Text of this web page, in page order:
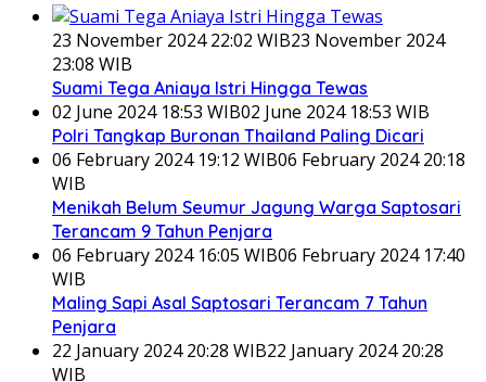
23 November 2024 22:02 WIB23 November 2024
23:08 WIB
Suami Tega Aniaya Istri Hingga Tewas
02 June 2024 18:53 WIB02 June 2024 18:53 WIB
Polri Tangkap Buronan Thailand Paling Dicari
06 February 2024 19:12 WIB06 February 2024 20:18
WIB
Menikah Belum Seumur Jagung Warga Saptosari
Terancam 9 Tahun Penjara
06 February 2024 16:05 WIB06 February 2024 17:40
WIB
Maling Sapi Asal Saptosari Terancam 7 Tahun
Penjara
22 January 2024 20:28 WIB22 January 2024 20:28
WIB